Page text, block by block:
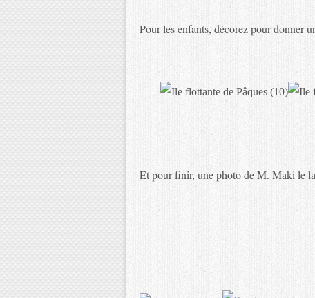
Pour les enfants, décorez pour donner
Et pour finir, une photo de M. Maki le